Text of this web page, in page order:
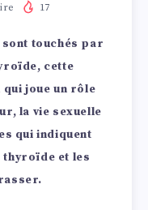
17
touchés par
cette
qui joue un rôle
la vie sexuelle
qui indiquent
thyroïde et les